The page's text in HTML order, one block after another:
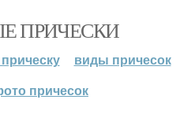
ПРИЧЕСКИ
виды причесок
причесок